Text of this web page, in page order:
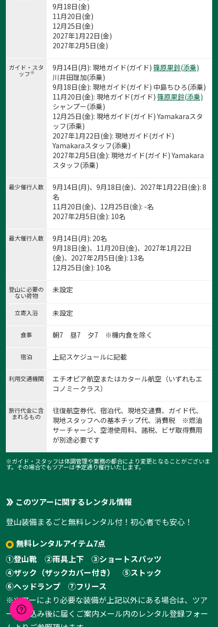
9月18日(金)
11月20日(金)
12月25日(金)
2027年1月22日(金)
2027年2月5日(金)
ガイド・スタ
ッフ※ 9月14日(月): 現地ガイド(ガイド) 篠原果鈴(添乗)
川井田理加(添乗)
9月18日(金): 現地ガイド(ガイド) 中島ちひろ(添乗)
11月20日(金): 現地ガイド(ガイド) 篠原果鈴(添乗)
シャンプー(添乗)
12月25日(金): 現地ガイド(ガイド) Yamakaraスタ
ッフ(添乗)
2027年1月22日(金): 現地ガイド(ガイド)
Yamakaraスタッフ(添乗)
2027年2月5日(金): 現地ガイド(ガイド) Yamakara
スタッフ(添乗)
最少催行人数
9月14日(月)、9月18日(金)、2027年1月22日(金): 8
名
11月20日(金)、12月25日(金): -名
2027年2月5日(金): 10名
最大催行人数
9月14日(月): 20名
9月18日(金)、11月20日(金)、2027年1月22日
(金)、2027年2月5日(金): 13名
12月25日(金): 10名
登山に必要の
ない荷物
未設定
立寄入浴 未設定
食事 朝7 昼7 夕7 ※機内食を除く
宿泊 上記スケジュールに記載
利用交通機関
エチオピア航空またはカタール航空（いずれもエ
コノミークラス）
旅行代金に含
まれるもの
往復航空券代、宿泊代、現地交通費、ガイド代、
現地スタッフへの基本チップ代、消費税 ※燃油
サーチャージ、空港使用料、諸税、ビザ取得費用
が別途必要です
※ガイド・スタッフは体調管理や業務の都合により変更となることがございま
す。その場合でもツアーは予定通り催行いたします。
このツアーに関するレンタル情報
登山装備まるごと無料レンタル付！初心者でも安心！
無料レンタルアイテム7点
①登山靴
②雨具上下
③ショートスパッツ
④ザック（ザックカバー付き）
⑤ストック
⑥ヘッドランプ
⑦フリース
※ツアーにより必要な装備が上記以外にある場合は、ツア
ーお申込み後に届くご案内メール内のレンタル登録フォー